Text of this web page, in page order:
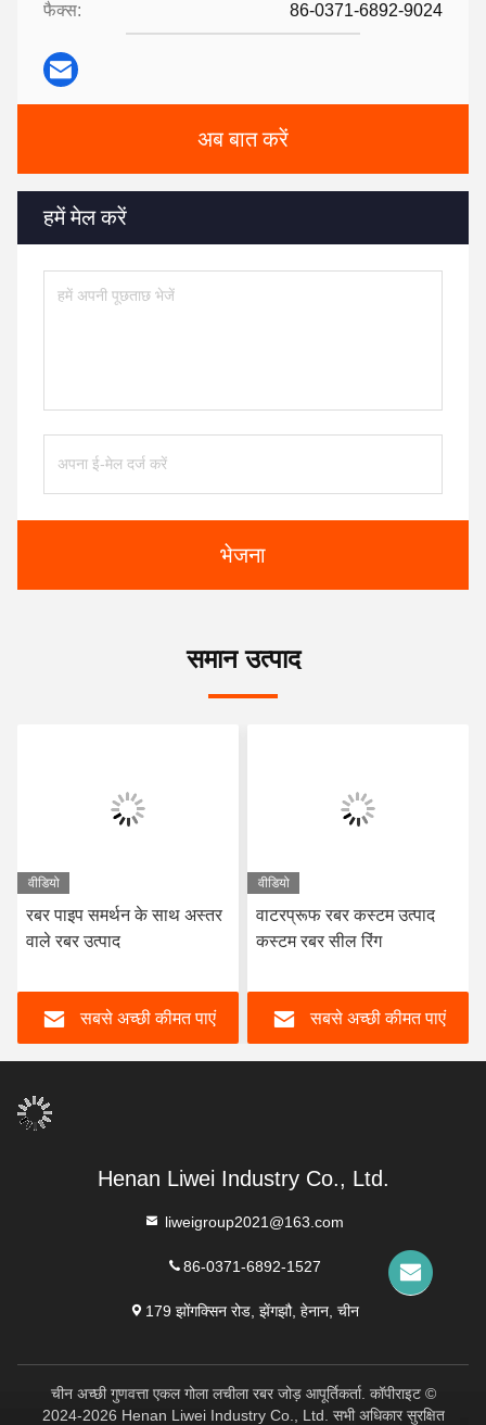
फैक्स: 86-0371-6892-9024
अब बात करें
हमें मेल करें
भेजना
समान उत्पाद
वीडियो
रबर पाइप समर्थन के साथ अस्तर
वाले रबर उत्पाद
सबसे अच्छी कीमत पाएं
वीडियो
वाटरप्रूफ रबर कस्टम उत्पाद
कस्टम रबर सील रिंग
सबसे अच्छी कीमत पाएं
Henan Liwei Industry Co., Ltd.
liweigroup2021@163.com
86-0371-6892-1527
179 झोंगक्सिन रोड, झेंगझौ, हेनान, चीन
चीन अच्छी गुणवत्ता एकल गोला लचीला रबर जोड़ आपूर्तिकर्ता. कॉपीराइट ©
2024-2026 Henan Liwei Industry Co., Ltd. सभी अधिकार सुरक्षित